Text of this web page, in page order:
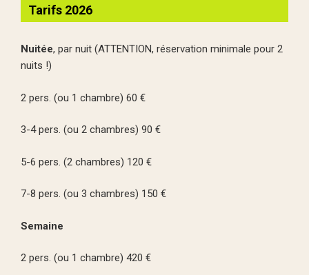
Tarifs 2026
Nuitée, par nuit (ATTENTION, réservation minimale pour 2
nuits !)
2 pers. (ou 1 chambre) 60 €
3-4 pers. (ou 2 chambres) 90 €
5-6 pers. (2 chambres) 120 €
7-8 pers. (ou 3 chambres) 150 €
Semaine
2 pers. (ou 1 chambre) 420 €